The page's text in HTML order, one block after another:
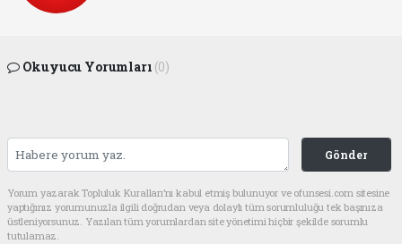
Okuyucu Yorumları (0)
Gönder
Yorum yazarak Topluluk Kuralları’nı kabul etmiş bulunuyor ve ofunsesi.com sitesine
yaptığınız yorumunuzla ilgili doğrudan veya dolaylı tüm sorumluluğu tek başınıza
üstleniyorsunuz. Yazılan tüm yorumlardan site yönetimi hiçbir şekilde sorumlu
tutulamaz.